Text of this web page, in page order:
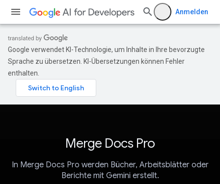
Anmelden
Google verwendet KI-Technologie, um Inhalte in Ihre bevorzugte
Sprache zu übersetzen. KI-Übersetzungen können Fehler
enthalten.
Merge Docs Pro
In Merge Docs Pro werden Bücher, Arbeitsblätter oder
Berichte mit Gemini erstellt.